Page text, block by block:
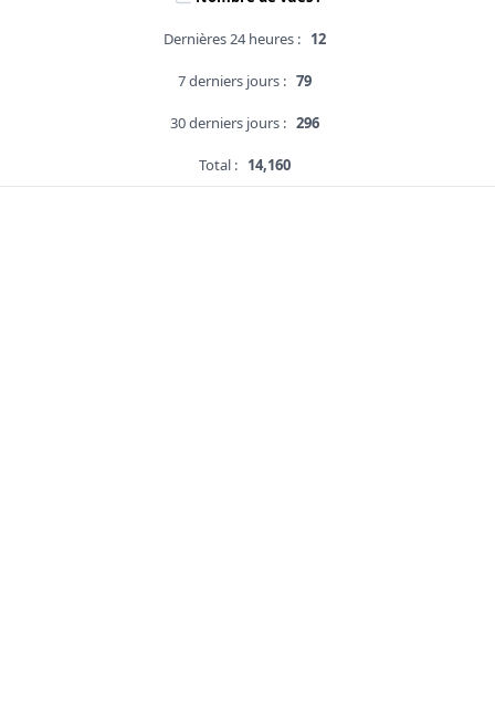
Dernières 24 heures : 12
7 derniers jours : 79
30 derniers jours : 296
Total : 14,160